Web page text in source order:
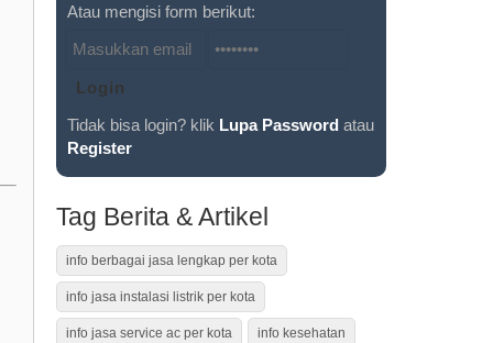
Atau mengisi form berikut:
Tidak bisa login? klik Lupa Password atau
Register
Tag Berita & Artikel
info berbagai jasa lengkap per kota
info jasa instalasi listrik per kota
info jasa service ac per kota info kesehatan